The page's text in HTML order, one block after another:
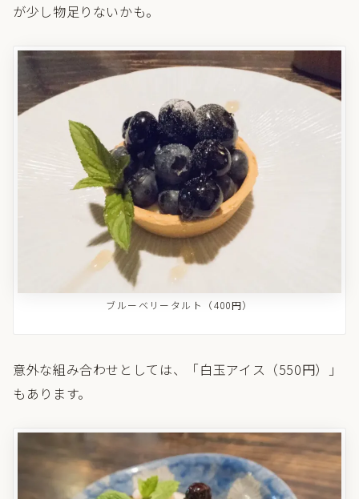
が少し物足りないかも。
ブルーベリータルト（400円）
意外な組み合わせとしては、「白玉アイス（550円）」
もあります。